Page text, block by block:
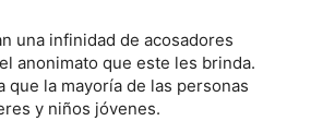
una infinidad de acosadores
anonimato que este les brinda.
que la mayoría de las personas
y niños jóvenes.